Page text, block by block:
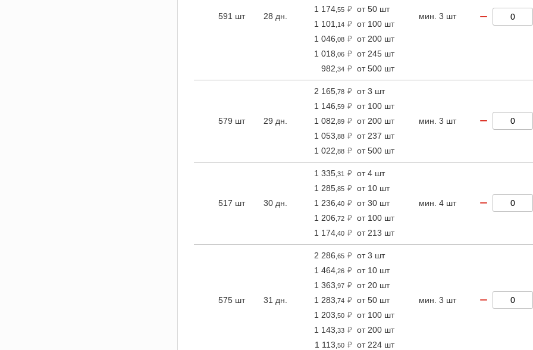
591 шт 28 дн.
1 174 ,55
от 50 шт
1 101 ,14
от 100 шт
1 046 ,08
от 200 шт
1 018 ,06
от 245 шт
982 ,34 от 500 шт
мин. 3 шт −
579 шт 29 дн.
2 165 ,78
от 3 шт
1 146 ,59
от 100 шт
1 082 ,89
от 200 шт
1 053 ,88
от 237 шт
1 022 ,88 от 500 шт
мин. 3 шт −
517 шт 30 дн.
1 335 ,31
от 4 шт
1 285 ,85
от 10 шт
1 236 ,40
от 30 шт
1 206 ,72
от 100 шт
1 174 ,40 от 213 шт
мин. 4 шт −
575 шт 31 дн.
2 286 ,65
от 3 шт
1 464 ,26
от 10 шт
1 363 ,97
от 20 шт
1 283 ,74
от 50 шт
1 203 ,50
от 100 шт
1 143 ,33
от 200 шт
1 113 ,50 от 224 шт
мин. 3 шт −